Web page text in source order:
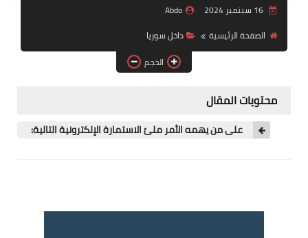
فرص عمل في العراق
فرص عمل في اليمن
دورات تدريبية
16 سبتمبر 2024
Abdo
الصفحة الرئيسية
داخل سوريا
الحجم
محتويات المقال
على من يهمه الأمر ملئ الاستمارة الإلكترونية التالية: